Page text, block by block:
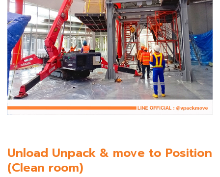
Unload Unpack & move to Position
(Clean room)